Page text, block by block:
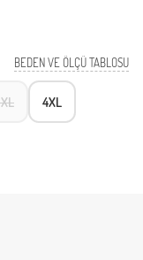
BEDEN VE ÖLÇÜ TABLOSU
4XL